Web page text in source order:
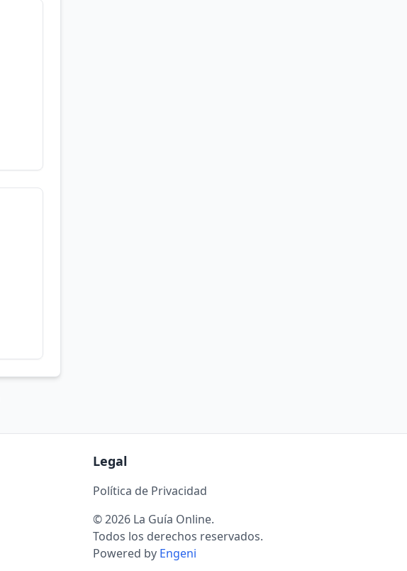
Legal
Política de Privacidad
© 2026 La Guía Online.
Todos los derechos reservados.
Powered by Engeni